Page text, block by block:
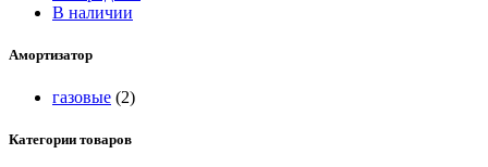
В наличии
Амортизатор
газовые (2)
Категории товаров